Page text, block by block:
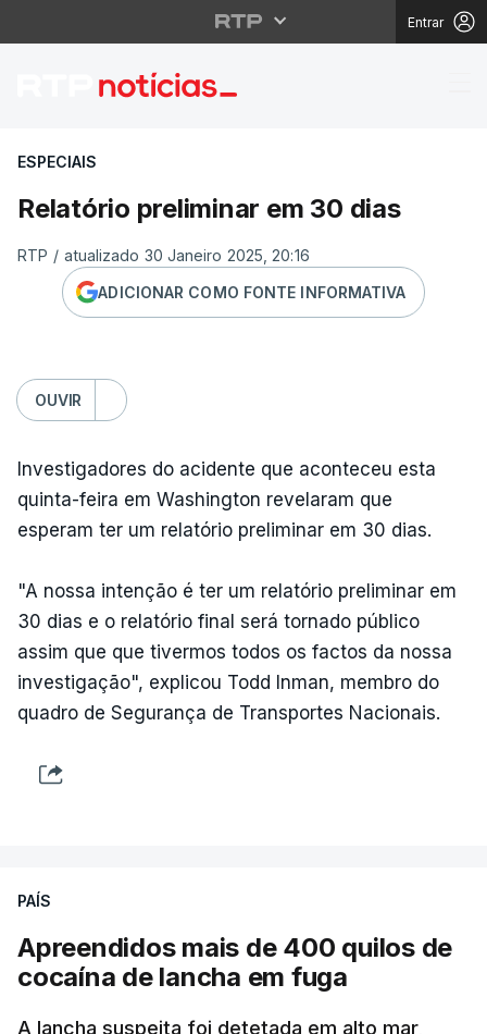
Entrar
Relatório preliminar
ESPECIAIS
Relatório preliminar em 30 dias
RTP / atualizado 30 Janeiro 2025, 20:16
ADICIONAR COMO FONTE INFORMATIVA
OUVIR
Investigadores do acidente que aconteceu esta
quinta-feira em Washington revelaram que
esperam ter um relatório preliminar em 30 dias.
"A nossa intenção é ter um relatório preliminar em
30 dias e o relatório final será tornado público
assim que que tivermos todos os factos da nossa
investigação", explicou Todd Inman, membro do
quadro de Segurança de Transportes Nacionais.
PAÍS
Apreendidos mais de 400 quilos de
cocaína de lancha em fuga
A lancha suspeita foi detetada em alto mar,